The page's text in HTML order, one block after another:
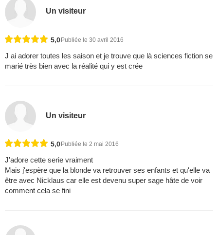
Un visiteur
5,0 Publiée le 30 avril 2016
J ai adorer toutes les saison et je trouve que là sciences fiction se
marié très bien avec la réalité qui y est crée
Un visiteur
5,0 Publiée le 2 mai 2016
J'adore cette serie vraiment
Mais j'espère que la blonde va retrouver ses enfants et qu'elle va
être avec Nicklaus car elle est devenu super sage hâte de voir
comment cela se fini